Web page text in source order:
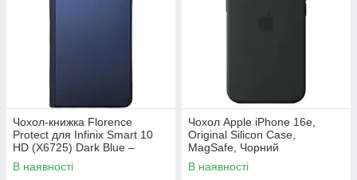
Чохол-книжка Florence
Protect для Infinix Smart 10
HD (X6725) Dark Blue –
стильний та надійний захист
смартфона з магнітно
В наявності
Чохол Apple iPhone 16e,
Original Silicon Case,
MagSafe, Чорний
В наявності